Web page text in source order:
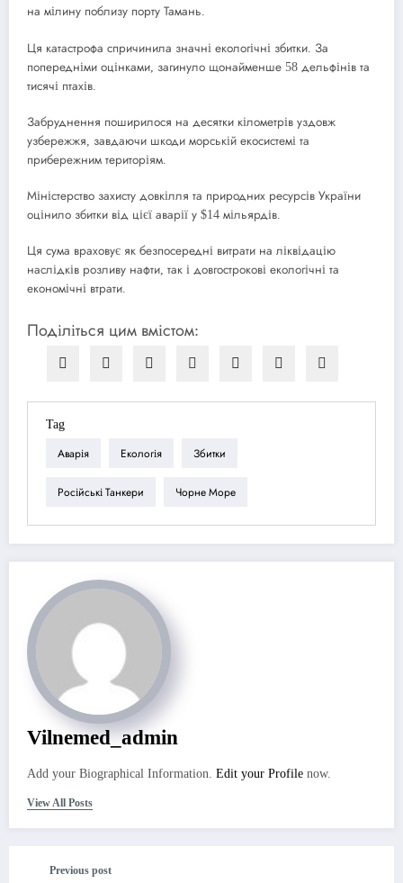
на мілину поблизу порту Тамань.
Ця катастрофа спричинила значні екологічні збитки. За
попередніми оцінками, загинуло щонайменше 58 дельфінів та
тисячі птахів.
Забруднення поширилося на десятки кілометрів уздовж
узбережжя, завдаючи шкоди морській екосистемі та
прибережним територіям.
Міністерство захисту довкілля та природних ресурсів України
оцінило збитки від цієї аварії у $14 мільярдів.
Ця сума враховує як безпосередні витрати на ліквідацію
наслідків розливу нафти, так і довгострокові екологічні та
економічні втрати.
Поділіться цим вмістом:
Tag
Аварія Екологія Збитки
Російські Танкери Чорне Море
Vilnemed_admin
Add your Biographical Information. Edit your Profile now.
View All Posts
Previous post